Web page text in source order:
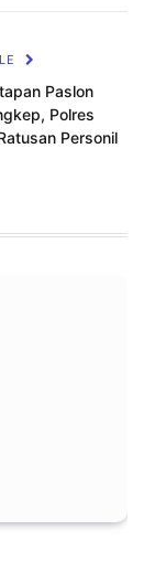
Paslon
Polres
Personil